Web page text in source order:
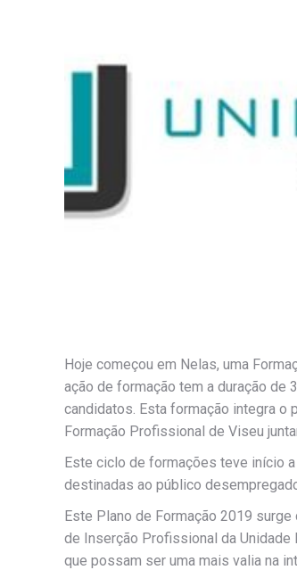
Hoje começou em Nelas, uma
ação de formação tem a duração de
candidatos. Esta formação integra
Formação Profissional de Viseu
Este ciclo de formações teve início
destinadas ao público
Este Plano de Formação 2019
de Inserção Profissional da
que possam ser uma mais valia na